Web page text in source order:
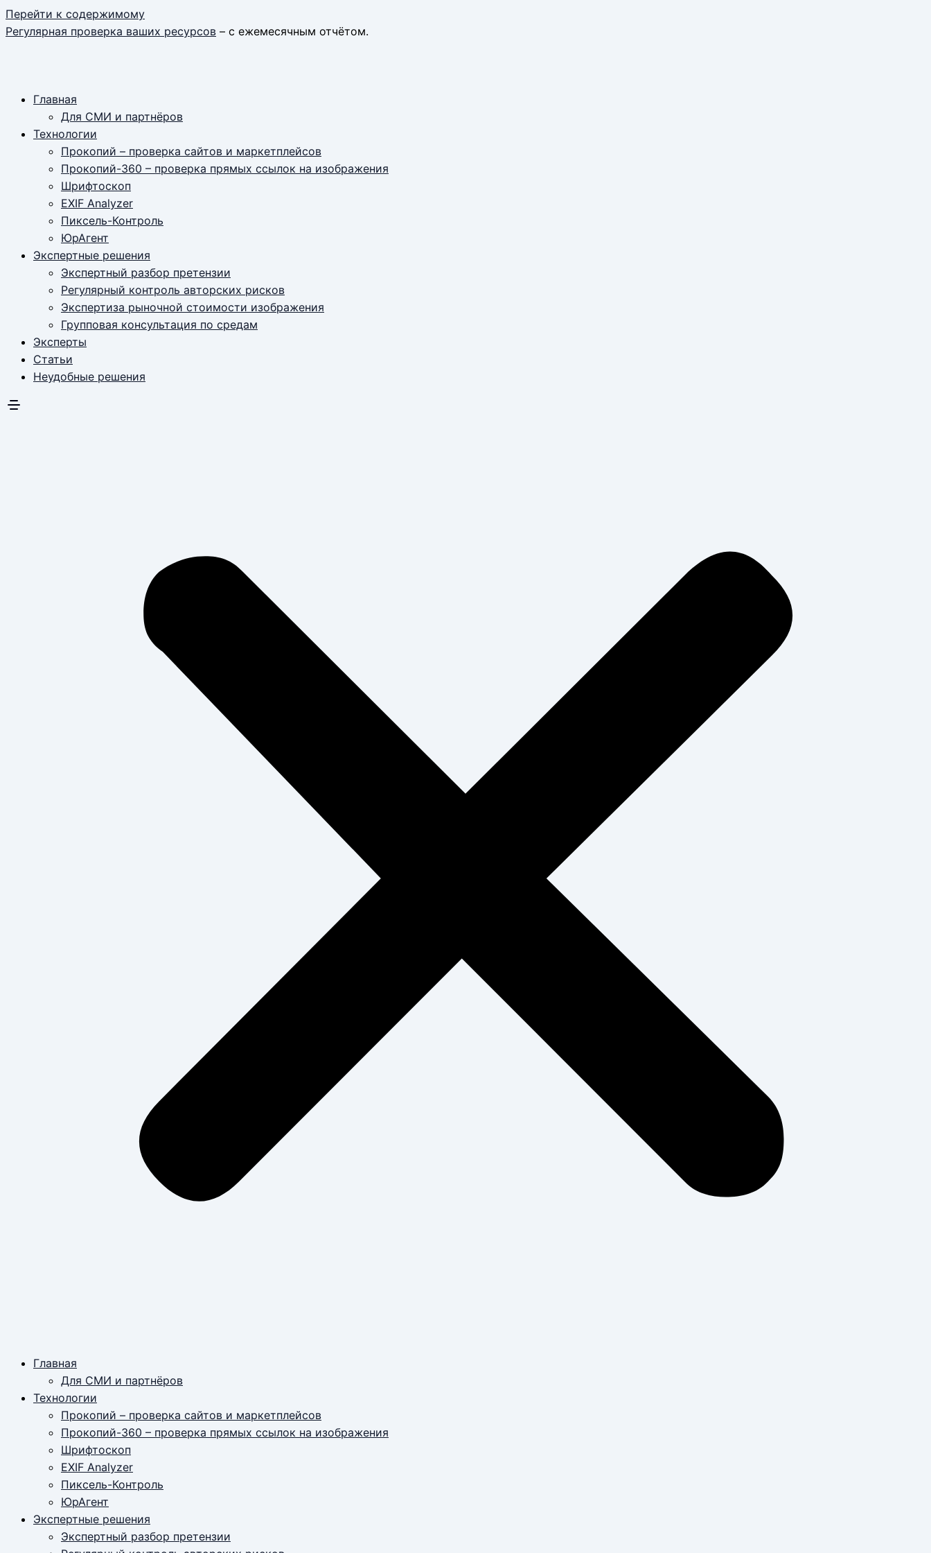
Перейти к содержимому
Регулярная проверка ваших ресурсов – с ежемесячным отчётом.
Главная
Для СМИ и партнёров
Технологии
Прокопий – проверка сайтов и маркетплейсов
Прокопий-360 – проверка прямых ссылок на изображения
Шрифтоскоп
EXIF Analyzer
Пиксель-Контроль
ЮрАгент
Экспертные решения
Экспертный разбор претензии
Регулярный контроль авторских рисков
Экспертиза рыночной стоимости изображения
Групповая консультация по средам
Эксперты
Статьи
Неудобные решения
Главная
Для СМИ и партнёров
Технологии
Прокопий – проверка сайтов и маркетплейсов
Прокопий-360 – проверка прямых ссылок на изображения
Шрифтоскоп
EXIF Analyzer
Пиксель-Контроль
ЮрАгент
Экспертные решения
Экспертный разбор претензии